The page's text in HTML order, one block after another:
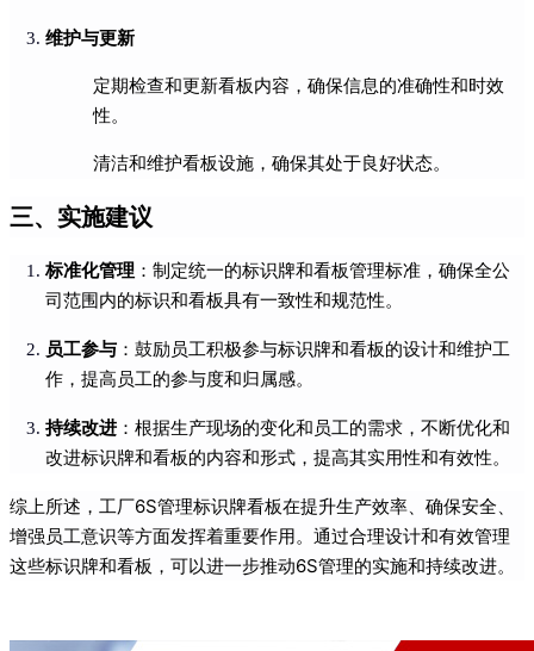
维护与更新
定期检查和更新看板内容，确保信息的准确性和时效
性。
清洁和维护看板设施，确保其处于良好状态。
三、实施建议
标准化管理 ：制定统一的标识牌和看板管理标准，确保全公
司范围内的标识和看板具有一致性和规范性。
员工参与 ：鼓励员工积极参与标识牌和看板的设计和维护工
作，提高员工的参与度和归属感。
持续改进 ：根据生产现场的变化和员工的需求，不断优化和
改进标识牌和看板的内容和形式，提高其实用性和有效性。
综上所述，工厂6S管理标识牌看板在提升生产效率、确保安全、
增强员工意识等方面发挥着重要作用。通过合理设计和有效管理
这些标识牌和看板，可以进一步推动6S管理的实施和持续改进。